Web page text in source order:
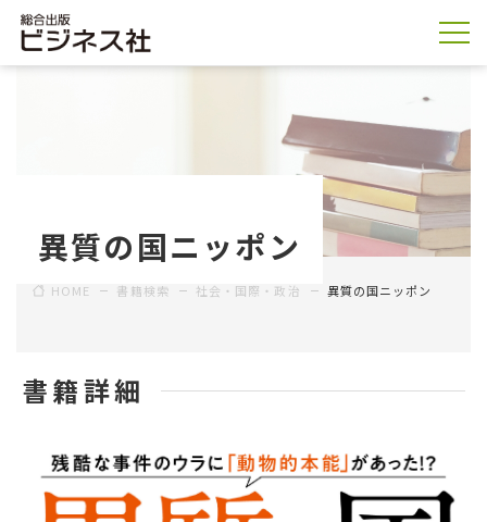
異質の国ニッポン
HOME 書籍検索 社会・国際・政治 異質の国ニッポン
書籍詳細